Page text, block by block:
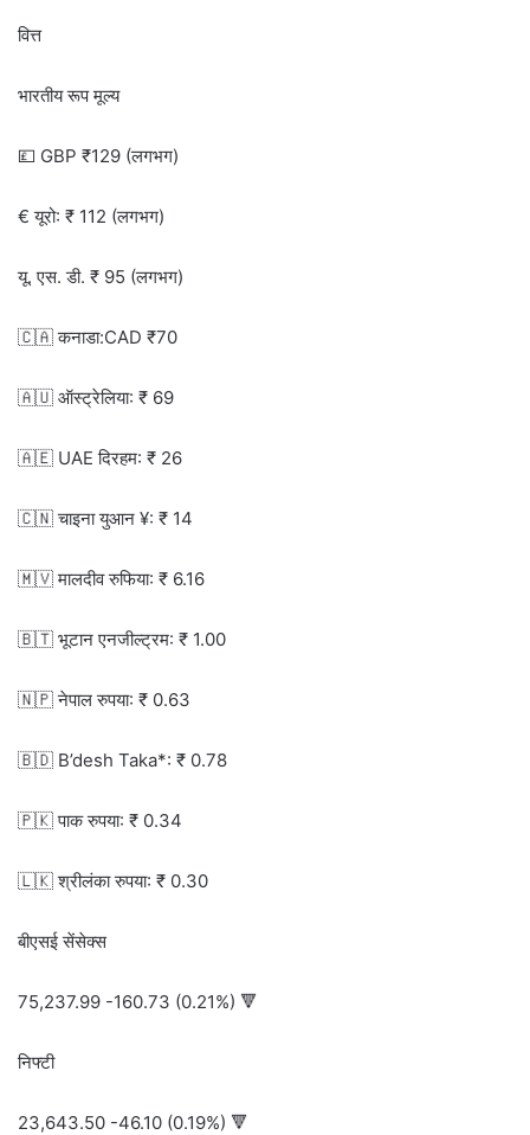
वित्त
भारतीय रूप मूल्य
💷 GBP ₹129 (लगभग)
€ यूरो: ₹ 112 (लगभग)
यू. एस. डी. ₹ 95 (लगभग)
🇨🇦 कनाडा:CAD ₹70
🇦🇺 ऑस्ट्रेलिया: ₹ 69
🇦🇪 UAE दिरहम: ₹ 26
🇨🇳 चाइना युआन ¥: ₹ 14
🇲🇻 मालदीव रुफिया: ₹ 6.16
🇧🇹 भूटान एनजील्ट्रम: ₹ 1.00
🇳🇵 नेपाल रुपया: ₹ 0.63
🇧🇩 B’desh Taka*: ₹ 0.78
🇵🇰 पाक रुपया: ₹ 0.34
🇱🇰 श्रीलंका रुपया: ₹ 0.30
बीएसई सेंसेक्स
75,237.99 -160.73 (0.21%) 🔻
निफ्टी
23,643.50 -46.10 (0.19%) 🔻